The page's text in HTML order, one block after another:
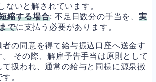
ないと解されています。
縮する場合: 不足日数分の手当を、 実
でに支払う必要があります。
の同意を得て給与振込口座へ送金す
。 その際、解雇予告手当は原則として
て扱われ、通常の給与と同様に源泉徴
。